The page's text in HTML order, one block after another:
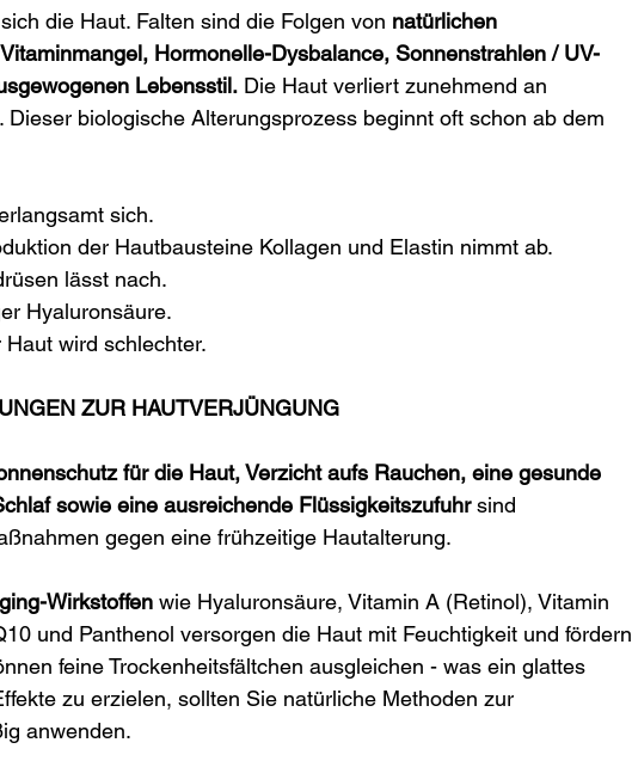
die Haut. Falten sind die Folgen von natürlichen
Hormonelle-Dysbalance, Sonnenstrahlen / UV-
Lebensstil. Die Haut verliert zunehmend an
Dieser biologische Alterungsprozess beginnt oft schon ab dem
sich.
der Hautbausteine Kollagen und Elastin nimmt ab.
lässt nach.
Hyaluronsäure.
wird schlechter.
ZUR HAUTVERJÜNGUNG
für die Haut, Verzicht aufs Rauchen, eine gesunde
sowie eine ausreichende Flüssigkeitszufuhr sind
gegen eine frühzeitige Hautalterung.
Wirkstoffen wie Hyaluronsäure, Vitamin A (Retinol), Vitamin
und Panthenol versorgen die Haut mit Feuchtigkeit und fördern
feine Trockenheitsfältchen ausgleichen - was ein glattes
zu erzielen, sollten Sie natürliche Methoden zur
anwenden.